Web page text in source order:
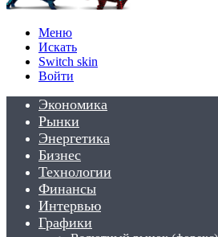
Меню
Искать
Switch skin
Войти
Экономика
Рынки
Энергетика
Бизнес
Технологии
Финансы
Интервью
Графики